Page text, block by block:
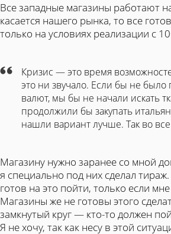
Все западные магазины работают
касается нашего рынка, то все
только на условиях реализации с
Кризис — это время
это ни звучало. Если бы не было
валют, мы бы не начали искать
продолжили бы закупать
нашли вариант лучше. Так во
Магазину нужно заранее со мной
я специально под них сделал
готов на это пойти, только если
Магазины же не готовы этого
замкнутый круг — кто-то должен
Я не хочу, так как несу в этой